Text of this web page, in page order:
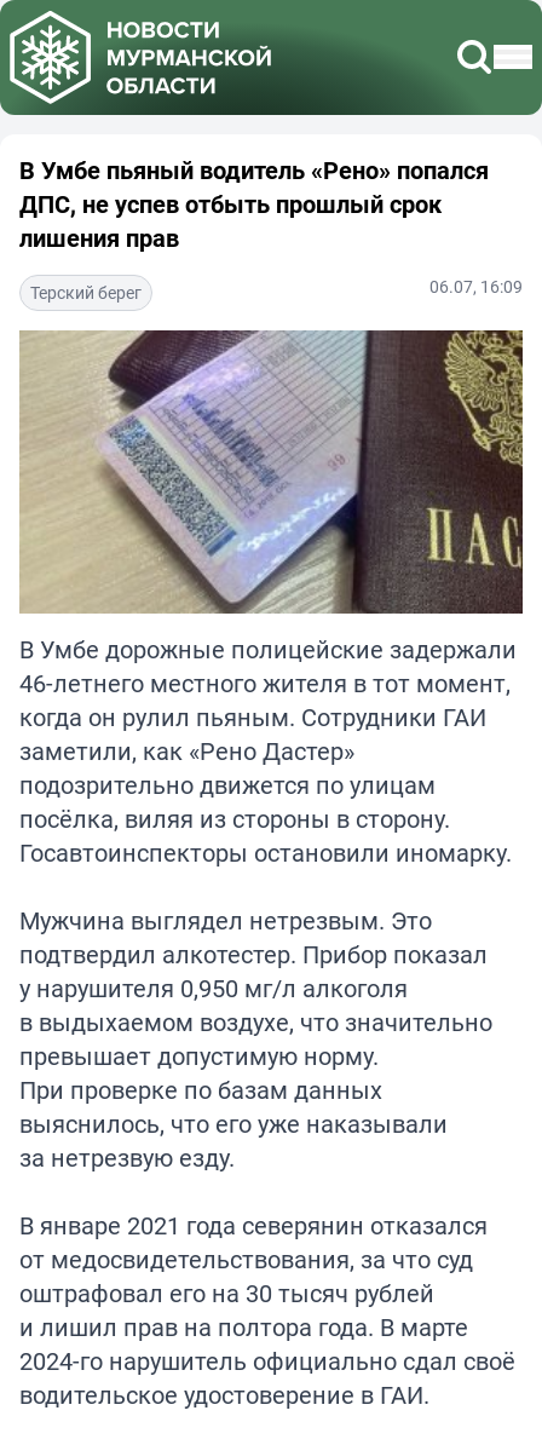
В Умбе пьяный водитель «Рено» попался
ДПС, не успев отбыть прошлый срок
лишения прав
Терский берег 06.07, 16:09
В Умбе дорожные полицейские задержали
46-летнего местного жителя в тот момент,
когда он рулил пьяным. Сотрудники ГАИ
заметили, как «Рено Дастер»
подозрительно движется по улицам
посёлка, виляя из стороны в сторону.
Госавтоинспекторы остановили иномарку.
Мужчина выглядел нетрезвым. Это
подтвердил алкотестер. Прибор показал
у нарушителя 0,950 мг/л алкоголя
в выдыхаемом воздухе, что значительно
превышает допустимую норму.
При проверке по базам данных
выяснилось, что его уже наказывали
за нетрезвую езду.
В январе 2021 года северянин отказался
от медосвидетельствования, за что суд
оштрафовал его на 30 тысяч рублей
и лишил прав на полтора года. В марте
2024-го нарушитель официально сдал своё
водительское удостоверение в ГАИ.